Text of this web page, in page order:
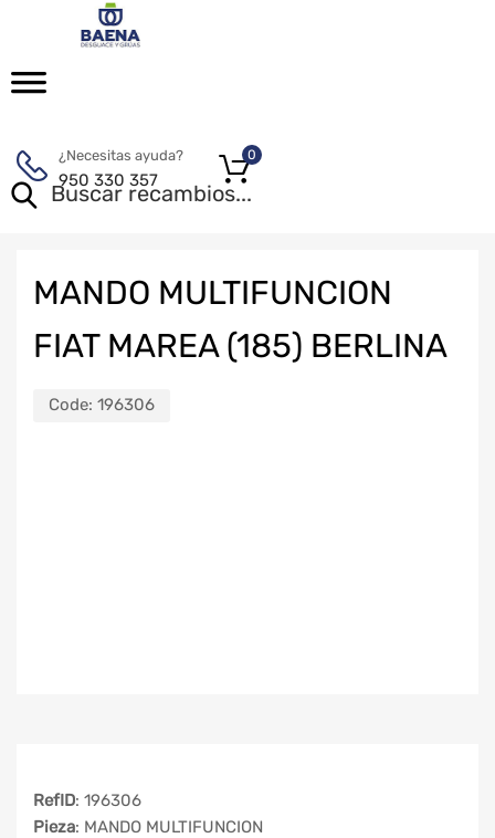
¿Necesitas ayuda?
950 330 357
0
MANDO MULTIFUNCION
FIAT MAREA (185) BERLINA
Code: 196306
RefID: 196306
Pieza: MANDO MULTIFUNCION